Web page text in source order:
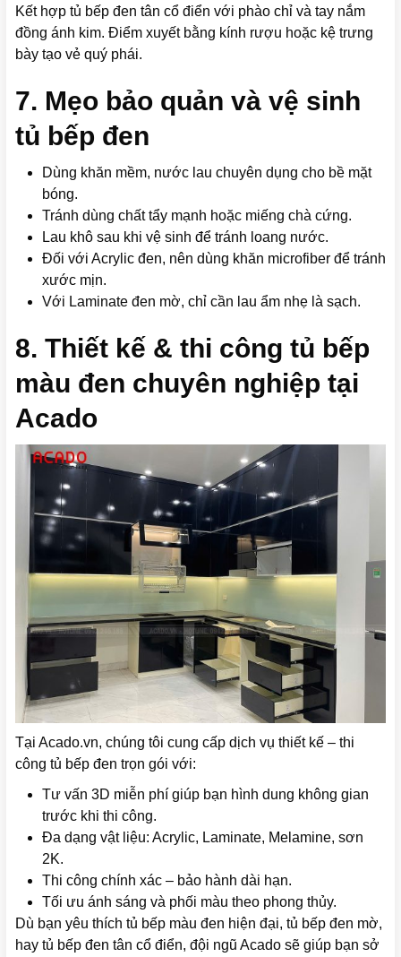
Kết hợp tủ bếp đen tân cổ điển với phào chỉ và tay nắm
đồng ánh kim. Điểm xuyết bằng kính rượu hoặc kệ trưng
bày tạo vẻ quý phái.
7. Mẹo bảo quản và vệ sinh
tủ bếp đen
Dùng khăn mềm, nước lau chuyên dụng cho bề mặt
bóng.
Tránh dùng chất tẩy mạnh hoặc miếng chà cứng.
Lau khô sau khi vệ sinh để tránh loang nước.
Đối với Acrylic đen, nên dùng khăn microfiber để tránh
xước mịn.
Với Laminate đen mờ, chỉ cần lau ẩm nhẹ là sạch.
8. Thiết kế & thi công tủ bếp
màu đen chuyên nghiệp tại
Acado
Tại Acado.vn, chúng tôi cung cấp dịch vụ thiết kế – thi
công tủ bếp đen trọn gói với:
Tư vấn 3D miễn phí giúp bạn hình dung không gian
trước khi thi công.
Đa dạng vật liệu: Acrylic, Laminate, Melamine, sơn
2K.
Thi công chính xác – bảo hành dài hạn.
Tối ưu ánh sáng và phối màu theo phong thủy.
Dù bạn yêu thích tủ bếp màu đen hiện đại, tủ bếp đen mờ,
hay tủ bếp đen tân cổ điển, đội ngũ Acado sẽ giúp bạn sở